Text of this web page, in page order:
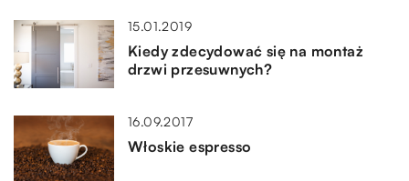
15.01.2019
Kiedy zdecydować się na montaż
drzwi przesuwnych?
16.09.2017
Włoskie espresso